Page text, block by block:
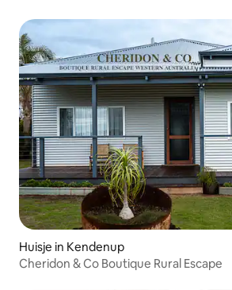
Huisje in Kendenup
Cheridon & Co Boutique Rural Escape